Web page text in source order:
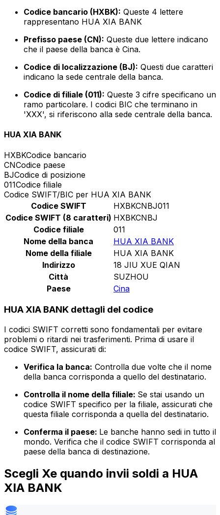
Codice bancario (HXBK): Queste 4 lettere
rappresentano HUA XIA BANK
Prefisso paese (CN): Queste due lettere indicano
che il paese della banca è Cina.
Codice di localizzazione (BJ): Questi due caratteri
indicano la sede centrale della banca.
Codice di filiale (011): Queste 3 cifre specificano un
ramo particolare. I codici BIC che terminano in
'XXX', si riferiscono alla sede centrale della banca.
HUA XIA BANK
HXBKCodice bancario
CNCodice paese
BJCodice di posizione
011Codice filiale
Codice SWIFT/BIC per HUA XIA BANK
Codice SWIFT
HXBKCNBJ011
Codice SWIFT (8 caratteri) HXBKCNBJ
Codice filiale
011
Nome della banca
HUA XIA BANK
Nome della filiale
HUA XIA BANK
Indirizzo
18 JIU XUE QIAN
Città
SUZHOU
Paese
Cina
HUA XIA BANK dettagli del codice
I codici SWIFT corretti sono fondamentali per evitare
problemi o ritardi nei trasferimenti. Prima di usare il
codice SWIFT, assicurati di:
Verifica la banca: Controlla due volte che il nome
della banca corrisponda a quello del destinatario.
Controlla il nome della filiale: Se stai usando un
codice SWIFT specifico per la filiale, assicurati che
questa filiale corrisponda a quella del destinatario.
Conferma il paese: Le banche hanno sedi in tutto il
mondo. Verifica che il codice SWIFT corrisponda al
paese della banca di destinazione.
Scegli Xe quando invii soldi a HUA
XIA BANK